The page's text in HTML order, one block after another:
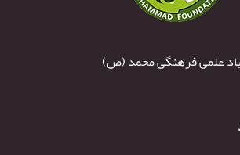
علمی فرهنگی محمد (ص)